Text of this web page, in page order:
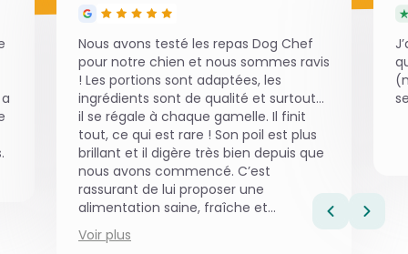
Nous avons testé les repas Dog Chef
pour notre chien et nous sommes ravis
! Les portions sont adaptées, les
ingrédients sont de qualité et surtout…
il se régale à chaque gamelle. Il finit
tout, ce qui est rare ! Son poil est plus
brillant et il digère très bien depuis que
nous avons commencé. C’est
rassurant de lui proposer une
alimentation saine, fraîche et
équilibrée. Nous recommandons sans
hésiter.
Voir plus